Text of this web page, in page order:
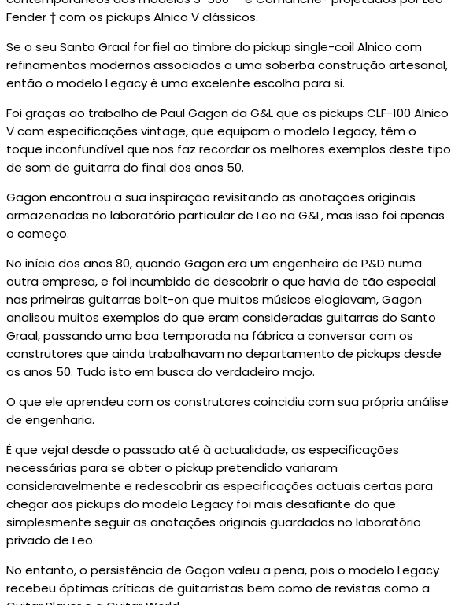
Fender † com os pickups Alnico V clássicos.
Se o seu Santo Graal for fiel ao timbre do pickup single-coil Alnico com
refinamentos modernos associados a uma soberba construção artesanal,
então o modelo Legacy é uma excelente escolha para si.
Foi graças ao trabalho de Paul Gagon da G&L que os pickups CLF-100 Alnico
V com especificações vintage, que equipam o modelo Legacy, têm o
toque inconfundível que nos faz recordar os melhores exemplos deste tipo
de som de guitarra do final dos anos 50.
Gagon encontrou a sua inspiração revisitando as anotações originais
armazenadas no laboratório particular de Leo na G&L, mas isso foi apenas
o começo.
No início dos anos 80, quando Gagon era um engenheiro de P&D numa
outra empresa, e foi incumbido de descobrir o que havia de tão especial
nas primeiras guitarras bolt-on que muitos músicos elogiavam, Gagon
analisou muitos exemplos do que eram consideradas guitarras do Santo
Graal, passando uma boa temporada na fábrica a conversar com os
construtores que ainda trabalhavam no departamento de pickups desde
os anos 50. Tudo isto em busca do verdadeiro mojo.
O que ele aprendeu com os construtores coincidiu com sua própria análise
de engenharia.
É que veja! desde o passado até à actualidade, as especificações
necessárias para se obter o pickup pretendido variaram
consideravelmente e redescobrir as especificações actuais certas para
chegar aos pickups do modelo Legacy foi mais desafiante do que
simplesmente seguir as anotações originais guardadas no laboratório
privado de Leo.
No entanto, o persistência de Gagon valeu a pena, pois o modelo Legacy
recebeu óptimas críticas de guitarristas bem como de revistas como a